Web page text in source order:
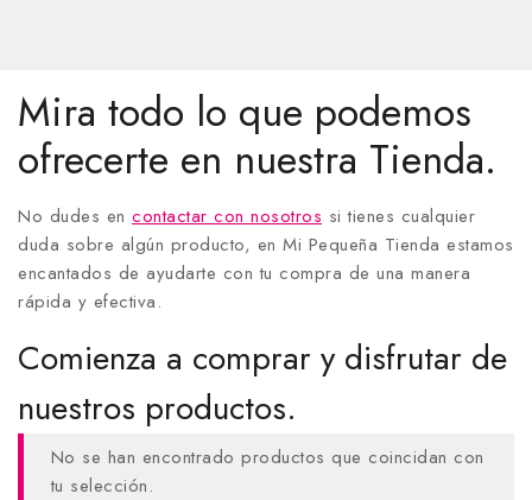
Mira todo lo que podemos
ofrecerte en nuestra Tienda.
No dudes en contactar con nosotros si tienes cualquier
duda sobre algún producto, en Mi Pequeña Tienda estamos
encantados de ayudarte con tu compra de una manera
rápida y efectiva.
Comienza a comprar y disfrutar de
nuestros productos.
No se han encontrado productos que coincidan con
tu selección.